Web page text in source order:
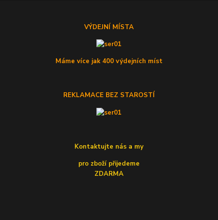
VÝDEJNÍ MÍSTA
Máme více jak 400 výdejních míst
REKLAMACE BEZ STAROSTÍ
Kontaktujte nás a my
pro zboží přijedeme
ZDARMA